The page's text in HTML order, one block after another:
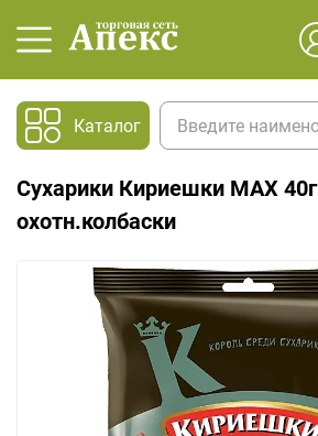
Каталог
Сухарики Кириешки МАХ 40г
охотн.колбаски